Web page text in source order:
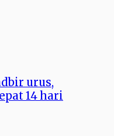
urus,
14 hari